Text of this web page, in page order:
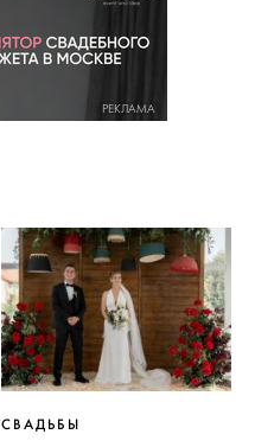
РЕКЛАМА
СВАДЬБЫ